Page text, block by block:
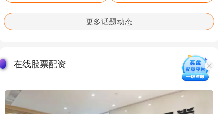
更多话题动态
在线股票配资